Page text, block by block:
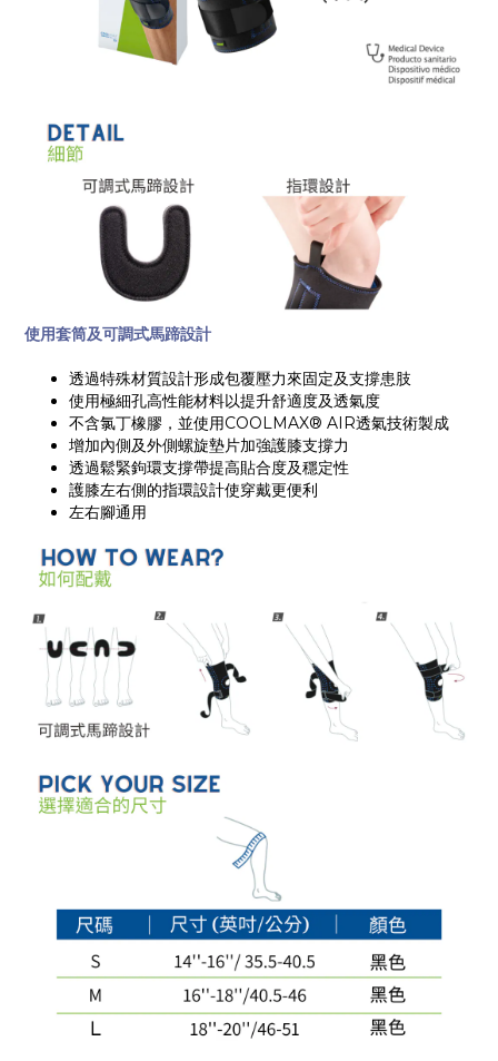
使用套筒及可調式馬蹄設計
透過特殊材質設計形成包覆壓力來固定及支撐患肢
使用極細孔高性能材料以提升舒適度及透氣度
不含氯丁橡膠，並使用COOLMAX® AIR透氣技術製成
增加內側及外側螺旋墊片加強護膝支撐力
透過鬆緊鉤環支撐帶提高貼合度及穩定性
護膝左右側的指環設計使穿戴更便利
左右腳通用